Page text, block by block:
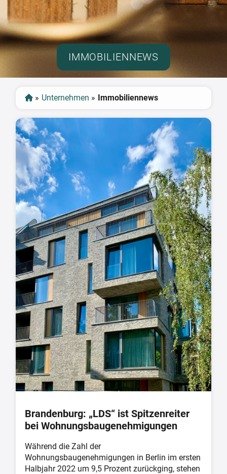
IMMOBILIENNEWS
» Unternehmen » Immobiliennews
Brandenburg: „LDS“ ist Spitzenreiter
bei Wohnungsbaugenehmigungen
Während die Zahl der
Wohnungsbaugenehmigungen in Berlin im ersten
Halbjahr 2022 um 9,5 Prozent zurückging, stehen